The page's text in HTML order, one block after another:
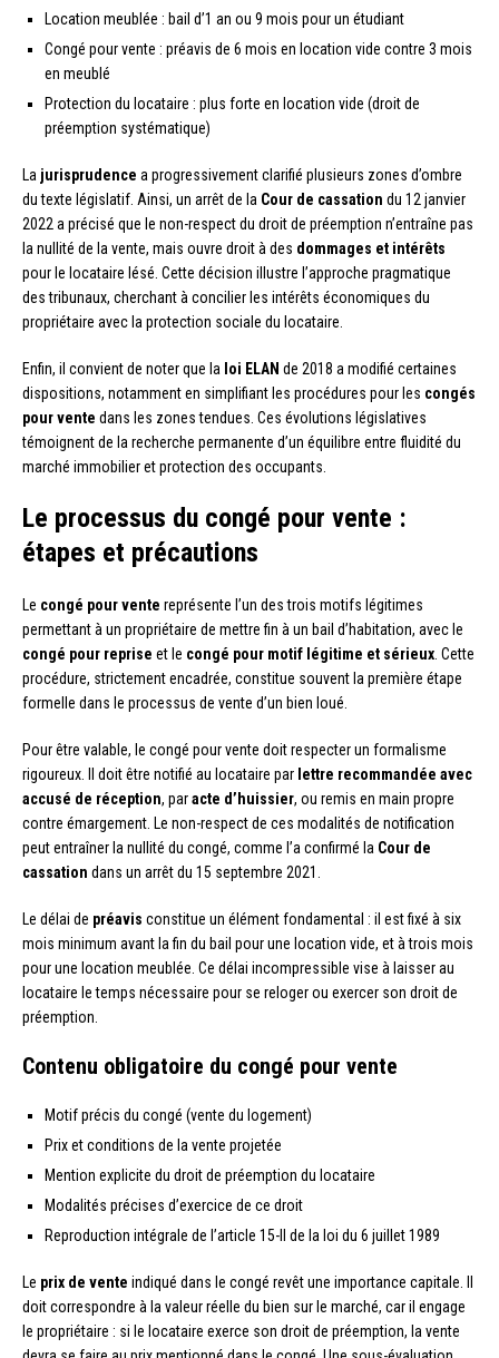
Location meublée : bail d’1 an ou 9 mois pour un étudiant
Congé pour vente : préavis de 6 mois en location vide contre 3 mois
en meublé
Protection du locataire : plus forte en location vide (droit de
préemption systématique)
La jurisprudence a progressivement clarifié plusieurs zones d’ombre
du texte législatif. Ainsi, un arrêt de la Cour de cassation du 12 janvier
2022 a précisé que le non-respect du droit de préemption n’entraîne pas
la nullité de la vente, mais ouvre droit à des dommages et intérêts
pour le locataire lésé. Cette décision illustre l’approche pragmatique
des tribunaux, cherchant à concilier les intérêts économiques du
propriétaire avec la protection sociale du locataire.
Enfin, il convient de noter que la loi ELAN de 2018 a modifié certaines
dispositions, notamment en simplifiant les procédures pour les congés
pour vente dans les zones tendues. Ces évolutions législatives
témoignent de la recherche permanente d’un équilibre entre fluidité du
marché immobilier et protection des occupants.
Le processus du congé pour vente :
étapes et précautions
Le congé pour vente représente l’un des trois motifs légitimes
permettant à un propriétaire de mettre fin à un bail d’habitation, avec le
congé pour reprise et le congé pour motif légitime et sérieux . Cette
procédure, strictement encadrée, constitue souvent la première étape
formelle dans le processus de vente d’un bien loué.
Pour être valable, le congé pour vente doit respecter un formalisme
rigoureux. Il doit être notifié au locataire par lettre recommandée avec
accusé de réception, paracte d’huissier, ou remis en main propre
contre émargement. Le non-respect de ces modalités de notification
peut entraîner la nullité du congé, comme l’a confirmé la Cour de
cassation dans un arrêt du 15 septembre 2021.
Le délai de préavis constitue un élément fondamental : il est fixé à six
mois minimum avant la fin du bail pour une location vide, et à trois mois
pour une location meublée. Ce délai incompressible vise à laisser au
locataire le temps nécessaire pour se reloger ou exercer son droit de
préemption.
Contenu obligatoire du congé pour vente
Motif précis du congé (vente du logement)
Prix et conditions de la vente projetée
Mention explicite du droit de préemption du locataire
Modalités précises d’exercice de ce droit
Reproduction intégrale de l’article 15-II de la loi du 6 juillet 1989
Le prix de vente indiqué dans le congé revêt une importance capitale. Il
doit correspondre à la valeur réelle du bien sur le marché, car il engage
le propriétaire : si le locataire exerce son droit de préemption, la vente